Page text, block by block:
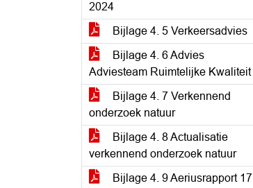
2024
Bijlage 4. 5 Verkeersadvies
Bijlage 4. 6 Advies
Adviesteam Ruimtelijke Kwaliteit
Bijlage 4. 7 Verkennend
onderzoek natuur
Bijlage 4. 8 Actualisatie
verkennend onderzoek natuur
Bijlage 4. 9 Aeriusrapport 17